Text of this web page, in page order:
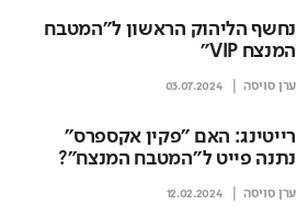
נחשף הליהוק הראשון ל"המטבח
המנצח VIP"
ערן סויסה 03.07.2024
רייטינג: האם "פקין אקספרס"
נתנה פייט ל"המטבח המנצח"?
ערן סויסה 12.02.2024